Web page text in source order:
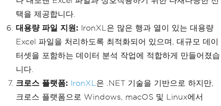
택을 제공합니다.
대용량 파일 지원: IronXL은 많은 행과 열이 있는 대용량
Excel 파일을 처리하도록 최적화되어 있으며, 대규모 데이
터셋을 포함하는 데이터 분석 작업에 적합하게 만들어졌습
니다.
크로스 플랫폼: IronXL 은 .NET 기술을 기반으로 하지만,
크로스 플랫폼으로 Windows, macOS 및 Linux에서